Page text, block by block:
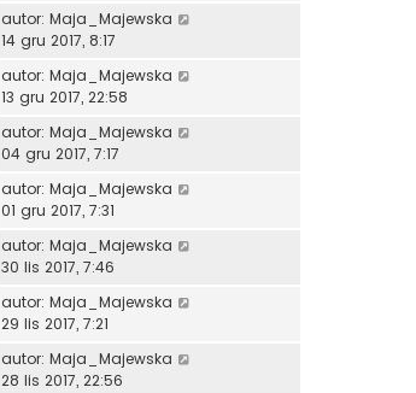
autor: Maja_Majewska
14 gru 2017, 8:17
autor: Maja_Majewska
13 gru 2017, 22:58
autor: Maja_Majewska
04 gru 2017, 7:17
autor: Maja_Majewska
01 gru 2017, 7:31
autor: Maja_Majewska
30 lis 2017, 7:46
autor: Maja_Majewska
29 lis 2017, 7:21
autor: Maja_Majewska
28 lis 2017, 22:56